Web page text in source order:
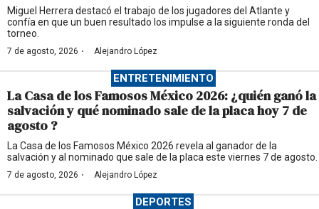
Miguel Herrera destacó el trabajo de los jugadores del Atlante y
confía en que un buen resultado los impulse a la siguiente ronda del
torneo.
7 de agosto, 2026 · Alejandro López
ENTRETENIMIENTO
La Casa de los Famosos México 2026: ¿quién ganó la
salvación y qué nominado sale de la placa hoy 7 de
agosto ?
La Casa de los Famosos México 2026 revela al ganador de la
salvación y al nominado que sale de la placa este viernes 7 de agosto.
7 de agosto, 2026 · Alejandro López
DEPORTES